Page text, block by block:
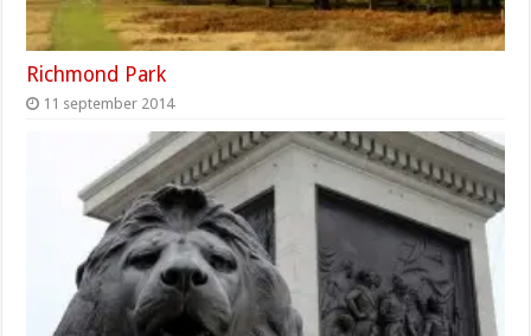
Richmond Park
11 september 2014